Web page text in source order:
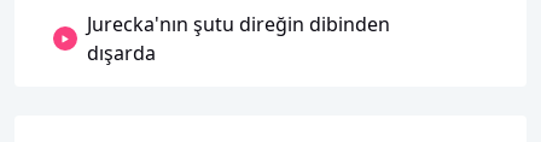
Jurecka'nın şutu direğin dibinden
dışarda